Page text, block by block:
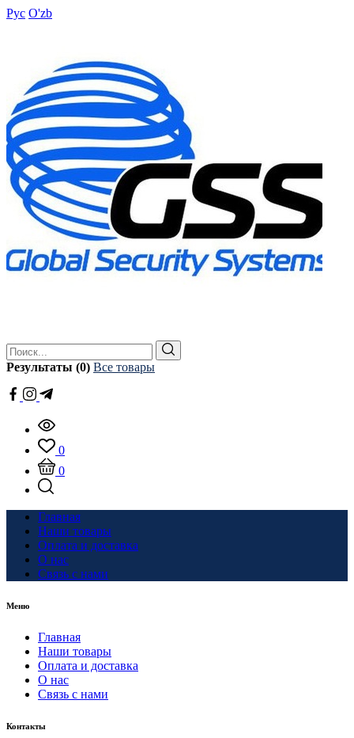
Рус O'zb
Результаты (0) Все товары
0
0
Главная
Наши товары
Оплата и доставка
О нас
Связь с нами
Меню
Главная
Наши товары
Оплата и доставка
О нас
Связь с нами
Контакты